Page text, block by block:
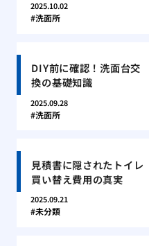
2025.10.02
洗面所
DIY前に確認！洗面台交
換の基礎知識
2025.09.28
洗面所
見積書に隠されたトイレ
買い替え費用の真実
2025.09.21
未分類